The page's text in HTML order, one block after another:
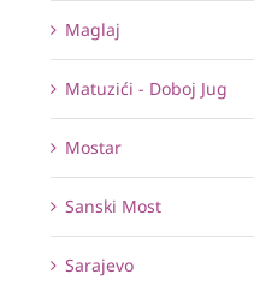
Maglaj
Matuzići - Doboj Jug
Mostar
Sanski Most
Sarajevo